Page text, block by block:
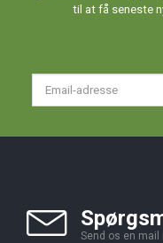
til at få seneste
Send os en